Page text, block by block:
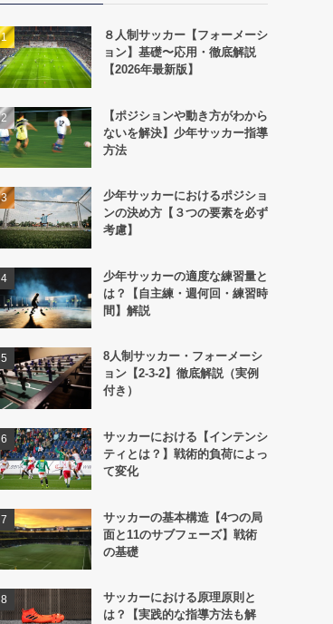
８人制サッカー【フォーメーシ
ョン】基礎〜応用・徹底解説
【2026年最新版】
【ポジションや動き方がわから
ないを解決】少年サッカー指導
方法
少年サッカーにおけるポジショ
ンの決め方【３つの要素を必ず
考慮】
少年サッカーの適度な練習量と
は？【自主練・週何回・練習時
間】解説
8人制サッカー・フォーメーシ
ョン【2-3-2】徹底解説（実例
付き）
サッカーにおける【インテンシ
ティとは？】戦術的負荷によっ
て変化
サッカーの基本構造【4つの局
面と11のサブフェーズ】戦術
の基礎
サッカーにおける原理原則と
は？【実践的な指導方法も解